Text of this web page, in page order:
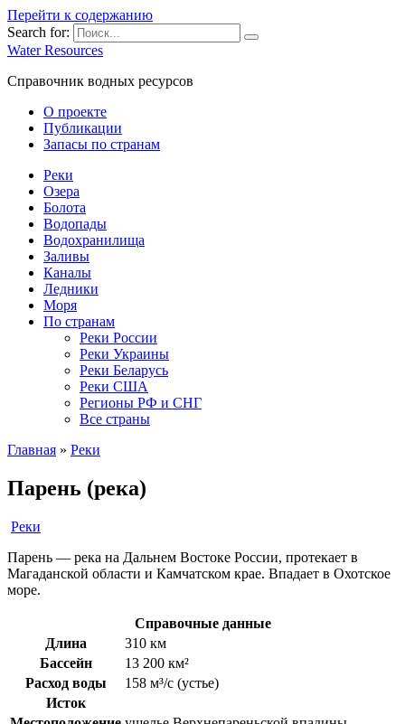
Перейти к содержанию
Search for:
Water Resources
Справочник водных ресурсов
О проекте
Публикации
Запасы по странам
Реки
Озера
Болота
Водопады
Водохранилища
Заливы
Каналы
Ледники
Моря
По странам
Реки России
Реки Украины
Реки Беларусь
Реки США
Регионы РФ и СНГ
Все страны
Главная » Реки
Парень (река)
Реки
Парень — река на Дальнем Востоке России, протекает в
Магаданской области и Камчатском крае. Впадает в Охотское
море.
Справочные данные
Длина
310 км
Бассейн
13 200 км²
Расход воды
158 м³/с (устье)
Исток